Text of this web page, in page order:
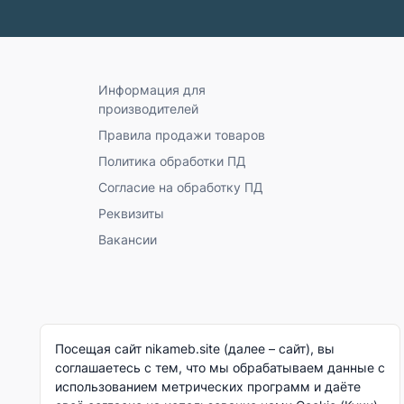
Информация для
производителей
Правила продажи товаров
Политика обработки ПД
Согласие на обработку ПД
Реквизиты
Вакансии
Посещая сайт nikameb.site (далее – сайт), вы
соглашаетесь с тем, что мы обрабатываем данные с
использованием метрических программ и даёте